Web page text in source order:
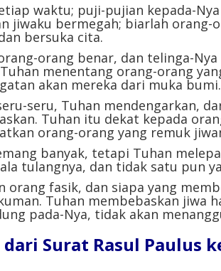
waktu; puji-pujian kepada-
jiwaku bermegah; biarlah orang-
bersuka cita.
orang benar, dan telinga-
menentang orang-orang
akan mereka dari muka bumi.
seru, Tuhan mendengarkan,
Tuhan itu dekat kepada
orang-orang yang remuk
banyak, tetapi Tuhan
tulangnya, dan tidak satu pun
orang fasik, dan siapa yang
Tuhan membebaskan jiwa
pada-Nya, tidak akan
dari Surat Rasul Paulus